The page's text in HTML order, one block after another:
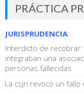
PRÁCTICA
JURISPRUDENCIA:
Interdicto de
integraban una
personas fallecidas
La csjn revocó un